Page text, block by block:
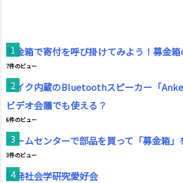
募金箱で寄付を呼び掛けてみよう！募金
7件のビュー
マイク内蔵のBluetoothスピーカー「
ビデオ会議でも使える？
6件のビュー
ホームセンターで部品を買って「募金箱
3件のビュー
開発社会学研究愛好会